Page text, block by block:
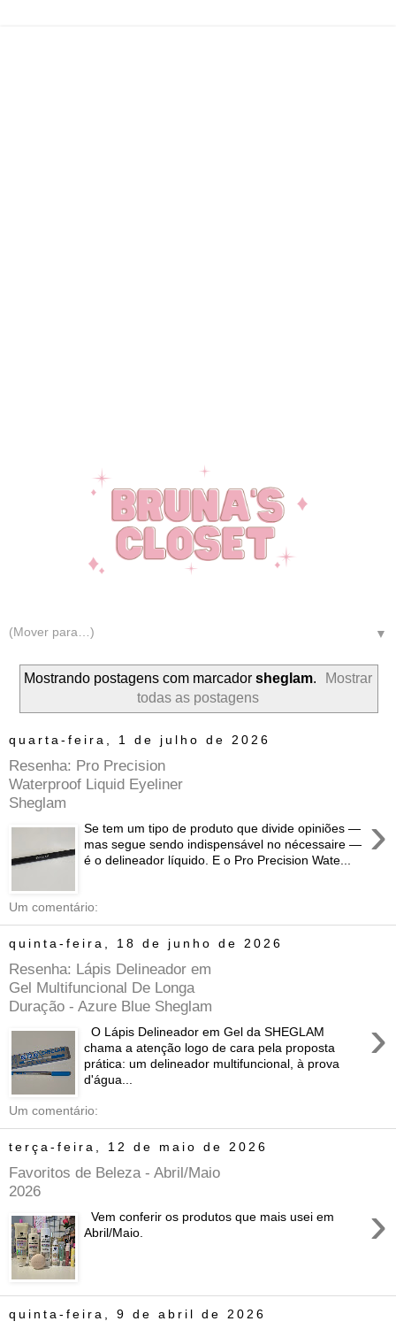
▼
Mostrando postagens com marcador sheglam.
Mostrar
todas as postagens
quarta-feira, 1 de julho de 2026
Resenha: Pro Precision
Waterproof Liquid Eyeliner
Sheglam
›
Se tem um tipo de produto que divide opiniões —
mas segue sendo indispensável no nécessaire —
é o delineador líquido. E o Pro Precision Wate...
Um comentário:
quinta-feira, 18 de junho de 2026
Resenha: Lápis Delineador em
Gel Multifuncional De Longa
Duração - Azure Blue Sheglam
›
O Lápis Delineador em Gel da SHEGLAM
chama a atenção logo de cara pela proposta
prática: um delineador multifuncional, à prova
d'água...
Um comentário:
terça-feira, 12 de maio de 2026
Favoritos de Beleza - Abril/Maio
2026
›
Vem conferir os produtos que mais usei em
Abril/Maio.
quinta-feira, 9 de abril de 2026